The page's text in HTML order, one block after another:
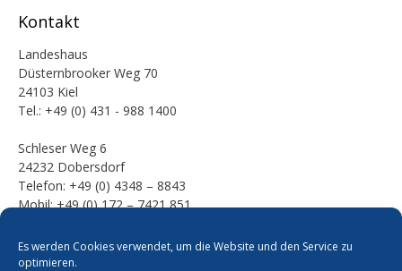
Es werden Cookies verwendet, um die Website und den Service zu
optimieren.
Kontakt
Landeshaus
Düsternbrooker Weg 70
24103 Kiel
Tel.: +49 (0) 431 - 988 1400
Schleser Weg 6
24232 Dobersdorf
Telefon: +49 (0) 4348 – 8843
Mobil: +49 (0) 172 – 7421 851
E-Mail:
mail [at] werner-kalinka [dot] de